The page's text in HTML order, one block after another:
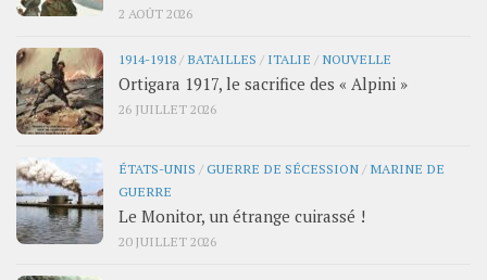
2 AOÛT 2026
1914-1918 / BATAILLES / ITALIE / NOUVELLE
Ortigara 1917, le sacrifice des « Alpini »
26 JUILLET 2026
ÉTATS-UNIS /GUERRE DE SÉCESSION / MARINE DE
GUERRE
Le Monitor, un étrange cuirassé !
20 JUILLET 2026